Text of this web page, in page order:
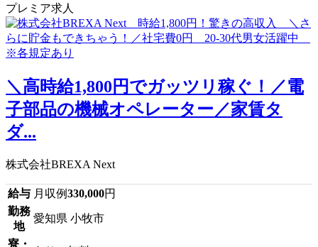
プレミア求人
＼高時給1,800円でガッツリ稼ぐ！／電
子部品の機械オペレーター／家賃タ
ダ...
株式会社BREXA Next
給与 月収例330,000円
勤務
地
愛知県 小牧市
寮・